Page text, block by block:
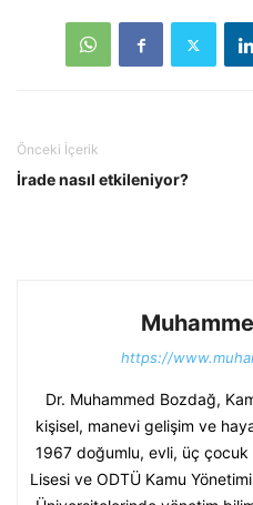
Önceki İçerik
İrade nasıl etkileniyor?
https://
Dr. Muhammed Bozdağ,
kişisel, manevi gelişim ve
1967 doğumlu, evli, üç çocuk
Lisesi ve ODTÜ Kamu